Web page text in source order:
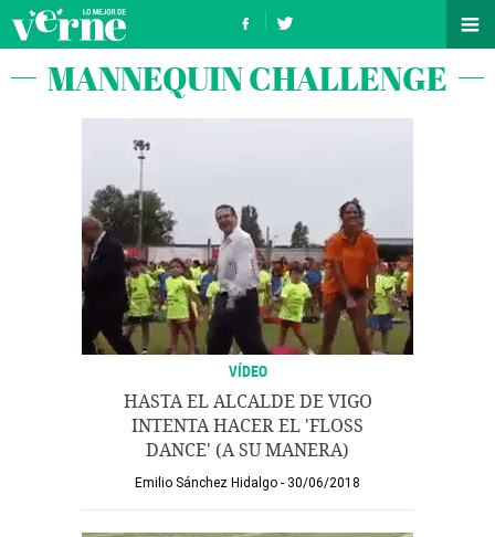
MANNEQUIN CHALLENGE
VÍDEO
HASTA EL ALCALDE DE VIGO
INTENTA HACER EL 'FLOSS
DANCE' (A SU MANERA)
Emilio Sánchez Hidalgo 30/06/2018